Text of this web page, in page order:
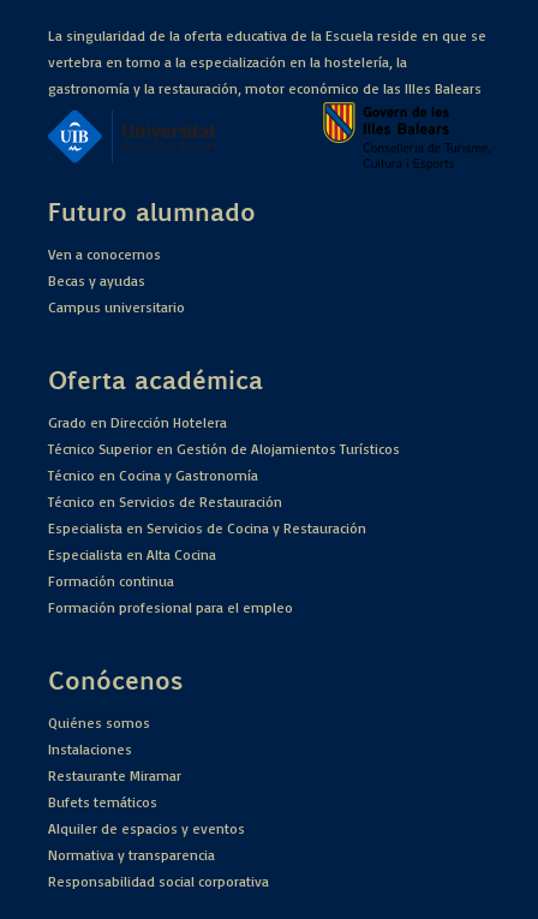
La singularidad de la oferta educativa de la Escuela reside en que se
vertebra en torno a la especialización en la hostelería, la
gastronomía y la restauración, motor económico de las Illes Balears
Futuro alumnado
Ven a conocernos
Becas y ayudas
Campus universitario
Oferta académica
Grado en Dirección Hotelera
Técnico Superior en Gestión de Alojamientos Turísticos
Técnico en Cocina y Gastronomía
Técnico en Servicios de Restauración
Especialista en Servicios de Cocina y Restauración
Especialista en Alta Cocina
Formación continua
Formación profesional para el empleo
Conócenos
Quiénes somos
Instalaciones
Restaurante Miramar
Bufets temáticos
Alquiler de espacios y eventos
Normativa y transparencia
Responsabilidad social corporativa